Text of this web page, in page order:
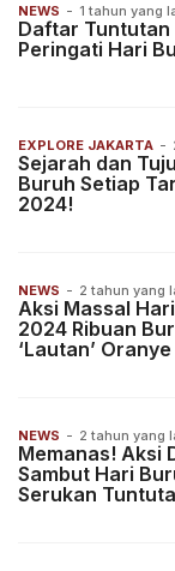
NEWS - 1 tahun yang
Daftar Tuntutan
Peringati Hari
EXPLORE JAKARTA -
Sejarah dan
Buruh Setiap
2024!
NEWS - 2 tahun yang
Aksi Massal
2024 Ribuan
‘Lautan’ Oranye
NEWS - 2 tahun yang
Memanas! Aksi
Sambut Hari
Serukan